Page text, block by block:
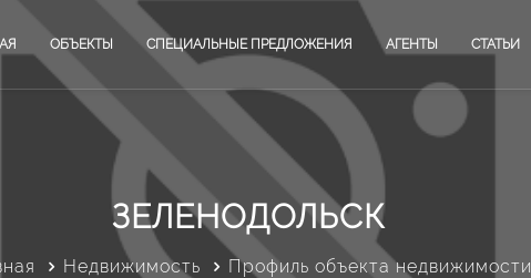
ОБЪЕКТЫ СПЕЦИАЛЬНЫЕ ПРЕДЛОЖЕНИЯ АГЕНТЫ СТАТЬИ
ЗЕЛЕНОДОЛЬСК
Недвижимость Профиль объекта недвижимости